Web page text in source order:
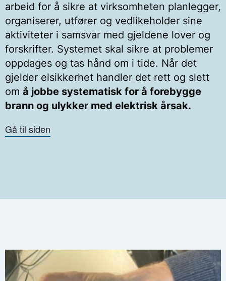
arbeid for å sikre at virksomheten planlegger,
organiserer, utfører og vedlikeholder sine
aktiviteter i samsvar med gjeldene lover og
forskrifter. Systemet skal sikre at problemer
oppdages og tas hånd om i tide. Når det
gjelder elsikkerhet handler det rett og slett
om å jobbe systematisk for å forebygge
brann og ulykker med elektrisk årsak.
Gå til siden